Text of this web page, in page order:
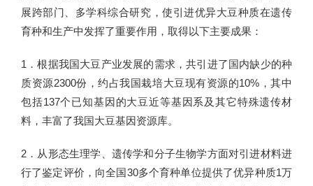
展跨部门、多学科综合研究，使引进优异大豆种质在遗传
育种和生产中发挥了重要作用，取得以下主要成果：
1．根据我国大豆产业发展的需求，共引进了国内缺少的种
质资源2300份，约占我国栽培大豆现有资源的10%，其中
包括137个已知基因的大豆近等基因系及其它特殊遗传材
料，丰富了我国大豆基因资源库。
2．从形态生理学、遗传学和分子生物学方面对引进材料进
行了鉴定评价，向全国30多个育种单位提供了优异种质1万